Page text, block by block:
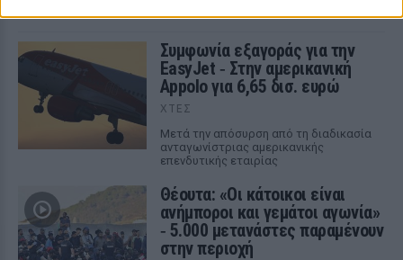
Συμφωνία εξαγοράς για την
EasyJet ‑ Στην αμερικανική
Appolo για 6,65 δισ. ευρώ
ΧΤΕΣ
Μετά την απόσυρση από τη διαδικασία
ανταγωνίστριας αμερικανικής
επενδυτικής εταιρίας
Θέουτα: «Οι κάτοικοι είναι
ανήμποροι και γεμάτοι αγωνία»
‑ 5.000 μετανάστες παραμένουν
στην περιοχή